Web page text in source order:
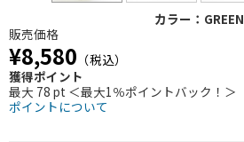
カラー：GREEN
販売価格
¥8,580 （税込）
獲得ポイント
最大 78 pt ＜最大1％ポイントバック！＞
ポイントについて